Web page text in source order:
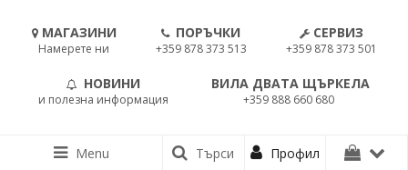
МАГАЗИНИ
Намерете ни
ПОРЪЧКИ
+359 878 373 513
СЕРВИЗ
+359 878 373 501
НОВИНИ
и полезна информация
ВИЛА ДВАТА ЩЪРКЕЛА
+359 888 660 680
Menu Търси Профил